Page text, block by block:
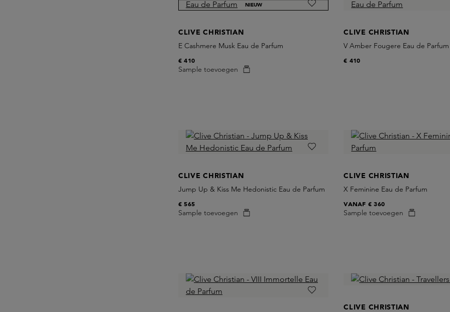
NIEUW
CLIVE CHRISTIAN
E Cashmere Musk Eau de Parfum
Sample toevoegen
€ 410
CLIVE CHRISTIAN
V Amber Fougere Eau de Parfum
€ 410
CLIVE CHRISTIAN
Jump Up & Kiss Me Hedonistic Eau de Parfum
Sample toevoegen
€ 565
CLIVE CHRISTIAN
X Feminine Eau de Parfum
Sample toevoegen
VANAF € 360
CLIVE CHRISTIAN